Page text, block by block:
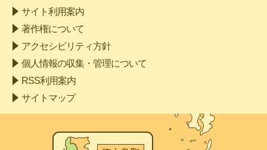
サイト利用案内
著作権について
アクセシビリティ方針
個人情報の収集・管理について
RSS利用案内
サイトマップ